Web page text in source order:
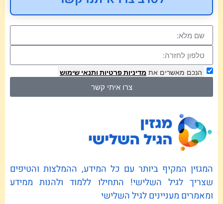
הנכם מאשרים את מדיניות פרטיות ותנאי שימוש
צרו איתי קשר
המגזין המקיף ביותר עם כל המידע, ההמלצות והטיפים
שצריך לגיל השלישי! התחילו ללמוד ולהנות ממידע
ומאמרים מעניינים לגיל השלישי